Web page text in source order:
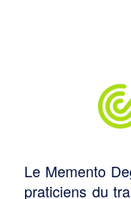
Le Memento
praticiens du